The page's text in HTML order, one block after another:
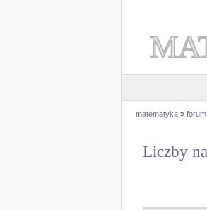
matematyka » forum
Liczby